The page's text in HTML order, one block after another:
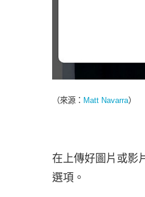
（來源： Matt Navarra）
在上傳好圖片或影
選項。